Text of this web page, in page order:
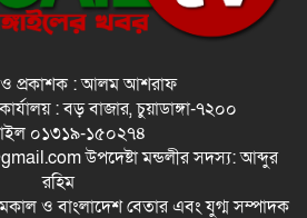
প্রকাশক : আলম আশরাফ
: বড় বাজার, চুয়াডাঙ্গা-৭২০০
০১৩১৯-১৫০২৭৪
উপদেষ্টা মন্ডলীর সদস্য: আব্দুর
রহিম
ও বাংলাদেশ বেতার এবং যুগ্ম সম্পাদক